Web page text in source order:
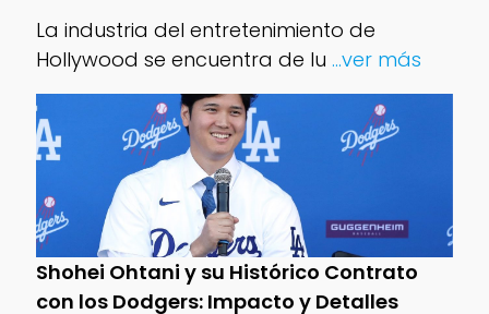
La industria del entretenimiento de
Hollywood se encuentra de lu ...ver más
Shohei Ohtani y su Histórico Contrato
con los Dodgers: Impacto y Detalles